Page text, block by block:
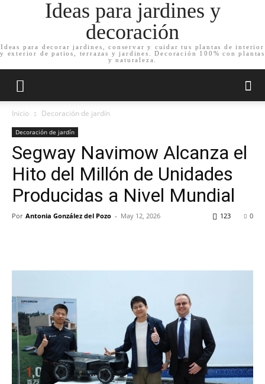
Ideas para jardines y
decoración
Ideas para decorar jardines, conservar y cuidar tus plantas de interior
y exterior de patios, terrazas y jardines. Decoración 100% con plantas
y naturaleza.
Inicio Decoración de jardín
Decoración de jardín
Segway Navimow Alcanza el
Hito del Millón de Unidades
Producidas a Nivel Mundial
Por Antonia González del Pozo - May 12, 2026 0
123